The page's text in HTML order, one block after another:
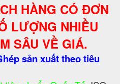
HÀNG CÓ ĐƠN
LƯỢNG NHIỀU
SÂU VỀ GIÁ.
sản xuất theo tiêu